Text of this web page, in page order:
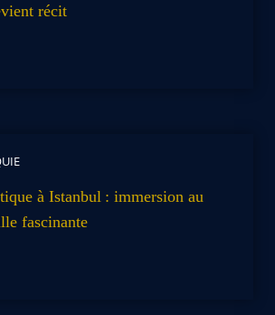
récit
à Istanbul : immersion au
fascinante